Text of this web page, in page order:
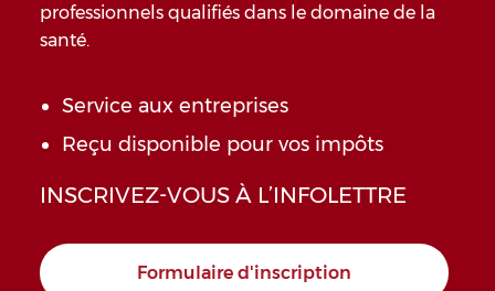
professionnels qualifiés dans le domaine de la
santé.
Service aux entreprises
Reçu disponible pour vos impôts
INSCRIVEZ-VOUS À L’INFOLETTRE
Formulaire d'inscription